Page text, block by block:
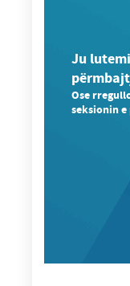
Ju
Ose
seksionin